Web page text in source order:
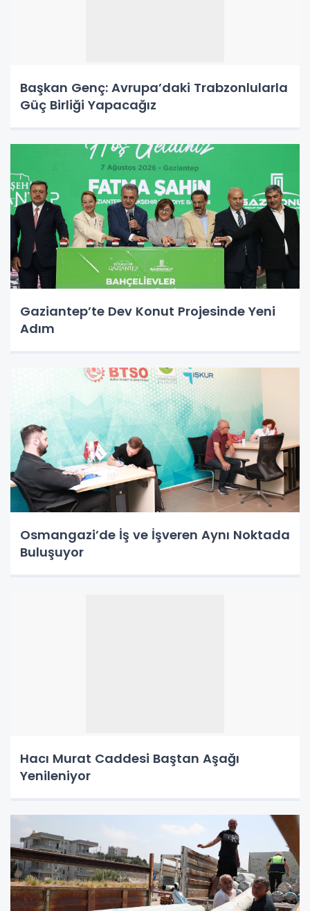
Başkan Genç: Avrupa’daki Trabzonlularla
Güç Birliği Yapacağız
Gaziantep’te Dev Konut Projesinde Yeni
Adım
Osmangazi’de İş ve İşveren Aynı Noktada
Buluşuyor
Hacı Murat Caddesi Baştan Aşağı
Yenileniyor